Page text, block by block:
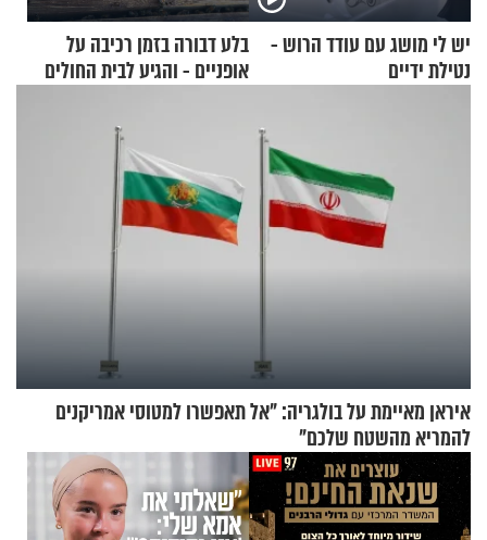
יש לי מושג עם עודד הרוש -
נטילת ידיים
בלע דבורה בזמן רכיבה על
אופניים - והגיע לבית החולים
איראן מאיימת על בולגריה: "אל תאפשרו למטוסי אמריקנים
להמריא מהשטח שלכם"